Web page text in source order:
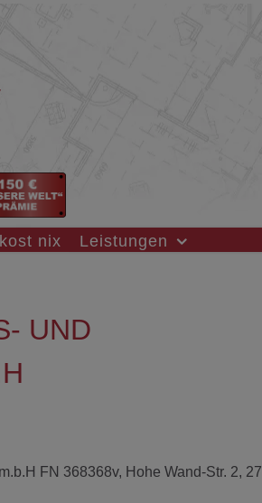
nix Leistungen
UND
FN 368368v, Hohe Wand-Str. 2,